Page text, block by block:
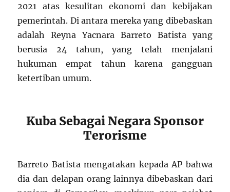
2021 atas kesulitan ekonomi dan kebijakan
pemerintah. Di antara mereka yang dibebaskan
adalah Reyna Yacnara Barreto Batista yang
berusia 24 tahun, yang telah menjalani
hukuman empat tahun karena gangguan
ketertiban umum.
Kuba Sebagai Negara Sponsor
Terorisme
Barreto Batista mengatakan kepada AP bahwa
dia dan delapan orang lainnya dibebaskan dari